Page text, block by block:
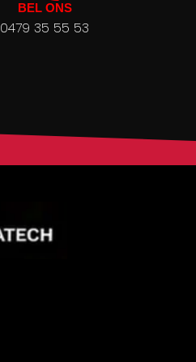
BEL ONS
0479 35 55 53